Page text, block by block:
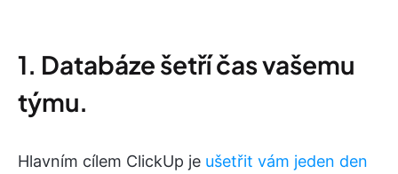
1. Databáze šetří čas vašemu
týmu.
Hlavním cílem ClickUp je ušetřit vám jeden den